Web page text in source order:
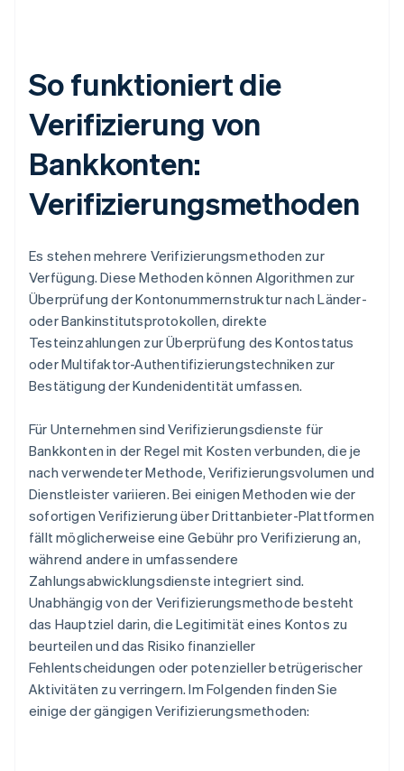
So funktioniert die
Verifizierung von
Bankkonten:
Verifizierungsmethoden
Es stehen mehrere Verifizierungsmethoden zur
Verfügung. Diese Methoden können Algorithmen zur
Überprüfung der Kontonummernstruktur nach Länder-
oder Bankinstitutsprotokollen, direkte
Testeinzahlungen zur Überprüfung des Kontostatus
oder Multifaktor-Authentifizierungstechniken zur
Bestätigung der Kundenidentität umfassen.
Für Unternehmen sind Verifizierungsdienste für
Bankkonten in der Regel mit Kosten verbunden, die je
nach verwendeter Methode, Verifizierungsvolumen und
Dienstleister variieren. Bei einigen Methoden wie der
sofortigen Verifizierung über Drittanbieter-Plattformen
fällt möglicherweise eine Gebühr pro Verifizierung an,
während andere in umfassendere
Zahlungsabwicklungsdienste integriert sind.
Unabhängig von der Verifizierungsmethode besteht
das Hauptziel darin, die Legitimität eines Kontos zu
beurteilen und das Risiko finanzieller
Fehlentscheidungen oder potenzieller betrügerischer
Aktivitäten zu verringern. Im Folgenden finden Sie
einige der gängigen Verifizierungsmethoden: